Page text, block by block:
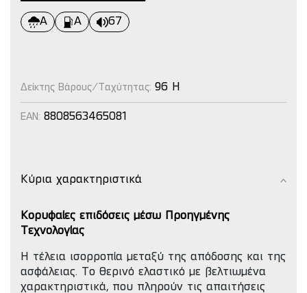
A Α 67
Δείκτης Βάρους/Ταχύτητας: 96 H
EAN: 8808563465081
Κύρια χαρακτηριστικά
Κορυφαίες επιδόσεις μέσω Προηγμένης
Τεχνολογίας
Η τέλεια ισορροπία μεταξύ της απόδοσης και της
ασφάλειας. To θερινό ελαστικό με βελτιωμένα
χαρακτηριστικά, που πληρούν τις απαιτήσεις